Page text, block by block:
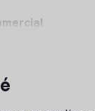
des
un réseau de